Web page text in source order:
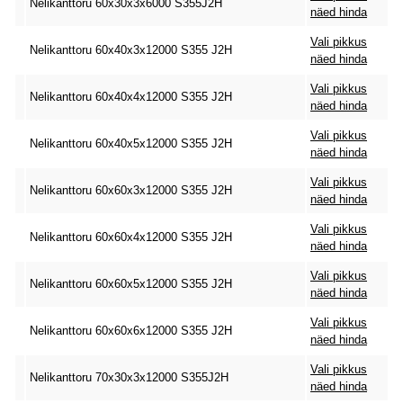
Nelikanttoru 60x30x3x6000 S355J2H
näed hinda
Nelikanttoru 60x40x3x12000 S355 J2H
Vali pikkus
näed hinda
Nelikanttoru 60x40x4x12000 S355 J2H
Vali pikkus
näed hinda
Nelikanttoru 60x40x5x12000 S355 J2H
Vali pikkus
näed hinda
Nelikanttoru 60x60x3x12000 S355 J2H
Vali pikkus
näed hinda
Nelikanttoru 60x60x4x12000 S355 J2H
Vali pikkus
näed hinda
Nelikanttoru 60x60x5x12000 S355 J2H
Vali pikkus
näed hinda
Nelikanttoru 60x60x6x12000 S355 J2H
Vali pikkus
näed hinda
Nelikanttoru 70x30x3x12000 S355J2H
Vali pikkus
näed hinda